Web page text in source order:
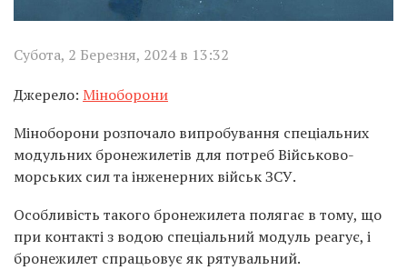
Субота, 2 Березня, 2024 в 13:32
Джерело: Міноборони
Міноборони розпочало випробування спеціальних
модульних бронежилетів для потреб Військово-
морських сил та інженерних військ ЗСУ.
Особливість такого бронежилета полягає в тому, що
при контакті з водою спеціальний модуль реагує, і
бронежилет спрацьовує як рятувальний.